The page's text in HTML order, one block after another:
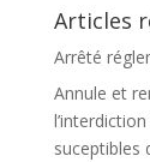
Articles
Arrêté
Annule et
suceptibles